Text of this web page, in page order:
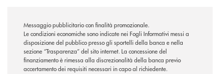
Messaggio pubblicitario con finalità promozionale.
Le condizioni economiche sono indicate nei Fogli Informativi messi a
disposizione del pubblico presso gli sportelli della banca e nella
sezione “Trasparenza” del sito internet.La concessione del
finanziamento è rimessa alla discrezionalità della banca previo
accertamento dei requisiti necessari in capo al richiedente.